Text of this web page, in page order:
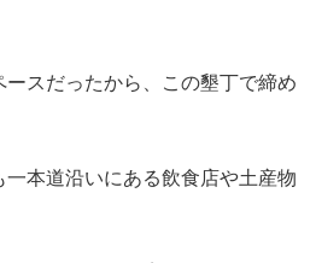
スだったから、この墾丁で締め
本道沿いにある飲食店や土産物